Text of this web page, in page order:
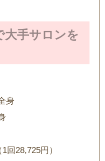
大手サロンを
身
回28,725円）